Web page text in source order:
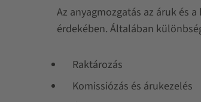
Az anyagmozgatás az áruk és
érdekében. Általában
Raktározás
Komissiózás és árukezelés